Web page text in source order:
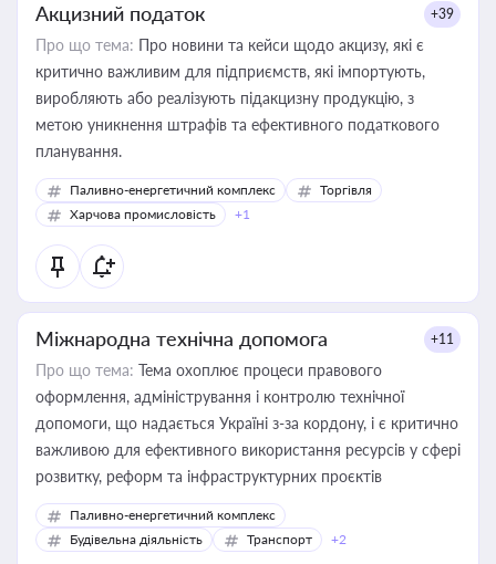
Акцизний податок +39
Про що тема: Про новини та кейси щодо акцизу, які є
критично важливим для підприємств, які імпортують,
виробляють або реалізують підакцизну продукцію, з
метою уникнення штрафів та ефективного податкового
планування.
Паливно-енергетичний комплекс
Торгівля
Харчова промисловість
+1
Міжнародна технічна допомога +11
Про що тема: Тема охоплює процеси правового
оформлення, адміністрування і контролю технічної
допомоги, що надається Україні з-за кордону, і є критично
важливою для ефективного використання ресурсів у сфері
розвитку, реформ та інфраструктурних проєктів
Паливно-енергетичний комплекс
Будівельна діяльність
Транспорт +2